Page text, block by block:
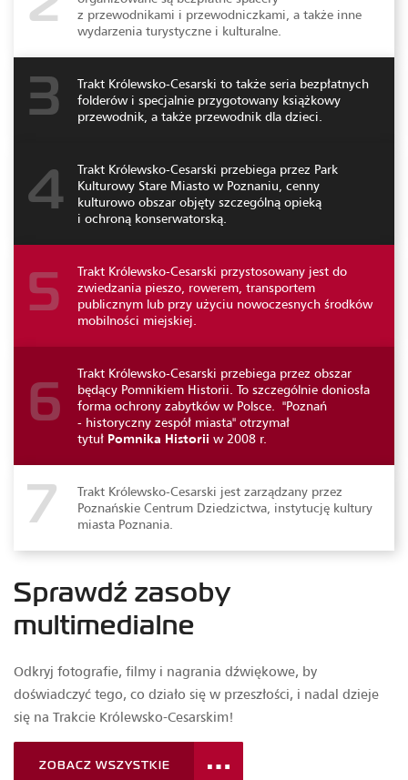
z przewodnikami i przewodniczkami, a także inne
wydarzenia turystyczne i kulturalne.
3
Trakt Królewsko-Cesarski to także seria bezpłatnych
folderów i specjalnie przygotowany książkowy
przewodnik, a także przewodnik dla dzieci.
4
Trakt Królewsko-Cesarski przebiega przez Park
Kulturowy Stare Miasto w Poznaniu, cenny
kulturowo obszar objęty szczególną opieką
i ochroną konserwatorską.
5
Trakt Królewsko-Cesarski przystosowany jest do
zwiedzania pieszo, rowerem, transportem
publicznym lub przy użyciu nowoczesnych środków
mobilności miejskiej.
6
Trakt Królewsko-Cesarski przebiega przez obszar
będący Pomnikiem Historii. To szczególnie doniosła
forma ochrony zabytków w Polsce. "Poznań
- historyczny zespół miasta" otrzymał
tytuł Pomnika Historii w 2008 r.
7
Trakt Królewsko-Cesarski jest zarządzany przez
Poznańskie Centrum Dziedzictwa, instytucję kultury
miasta Poznania.
Sprawdź zasoby
multimedialne
Odkryj fotografie, filmy i nagrania dźwiękowe, by
doświadczyć tego, co działo się w przeszłości, i nadal dzieje
się na Trakcie Królewsko-Cesarskim!
ZOBACZ WSZYSTKIE